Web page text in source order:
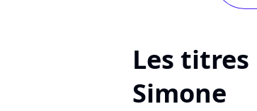
Les titres
Simone